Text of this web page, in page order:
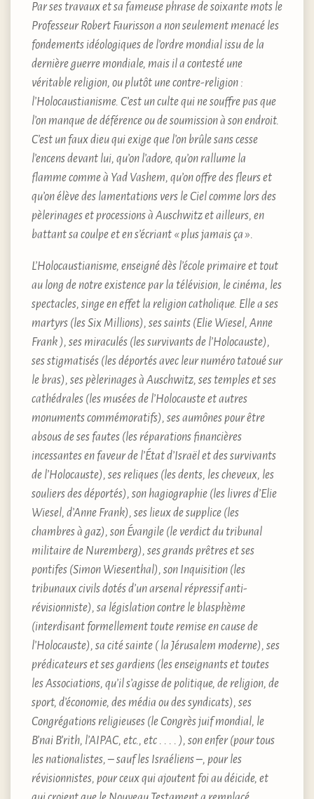
Par ses travaux et sa fameuse phrase de soixante mots le
Professeur Robert Faurisson a non seulement menacé les
fondements idéologiques de l’ordre mondial issu de la
dernière guerre mondiale, mais il a contesté une
véritable religion, ou plutôt une contre-religion :
l’Holocaustianisme. C’est un culte qui ne souffre pas que
l’on manque de déférence ou de soumission à son endroit.
C’est un faux dieu qui exige que l’on brûle sans cesse
l’encens devant lui, qu’on l’adore, qu’on rallume la
flamme comme à Yad Vashem, qu’on offre des fleurs et
qu’on élève des lamentations vers le Ciel comme lors des
pèlerinages et processions à Auschwitz et ailleurs, en
battant sa coulpe et en s’écriant « plus jamais ça ».
L’Holocaustianisme, enseigné dès l’école primaire et tout
au long de notre existence par la télévision, le cinéma, les
spectacles, singe en effet la religion catholique. Elle a ses
martyrs (les Six Millions), ses saints (Elie Wiesel, Anne
Frank ), ses miraculés (les survivants de l’Holocauste),
ses stigmatisés (les déportés avec leur numéro tatoué sur
le bras), ses pèlerinages à Auschwitz, ses temples et ses
cathédrales (les musées de l’Holocauste et autres
monuments commémoratifs), ses aumônes pour être
absous de ses fautes (les réparations financières
incessantes en faveur de l’État d’Israël et des survivants
de l’Holocauste), ses reliques (les dents, les cheveux, les
souliers des déportés), son hagiographie (les livres d’Elie
Wiesel, d’Anne Frank), ses lieux de supplice (les
chambres à gaz), son Évangile (le verdict du tribunal
militaire de Nuremberg), ses grands prêtres et ses
pontifes (Simon Wiesenthal), son Inquisition (les
tribunaux civils dotés d’un arsenal répressif anti-
révisionniste), sa législation contre le blasphème
(interdisant formellement toute remise en cause de
l’Holocauste), sa cité sainte ( la Jérusalem moderne), ses
prédicateurs et ses gardiens (les enseignants et toutes
les Associations, qu’il s’agisse de politique, de religion, de
sport, d’économie, des média ou des syndicats), ses
Congrégations religieuses (le Congrès juif mondial, le
B’nai B’rith, l’AIPAC, etc., etc . . . . ), son enfer (pour tous
les nationalistes, – sauf les Israéliens –, pour les
révisionnistes, pour ceux qui ajoutent foi au déicide, et